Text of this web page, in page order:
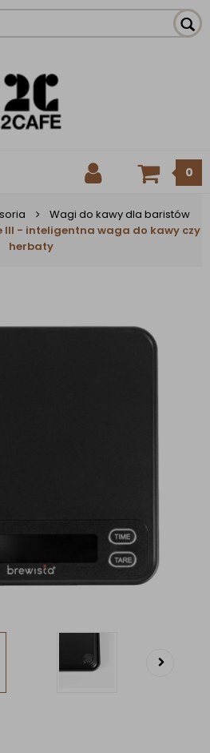
0
Wagi do kawy dla baristów
III - inteligentna waga do kawy czy
herbaty